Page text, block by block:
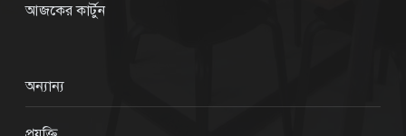
আজকের কার্টুন
অন্যান্য